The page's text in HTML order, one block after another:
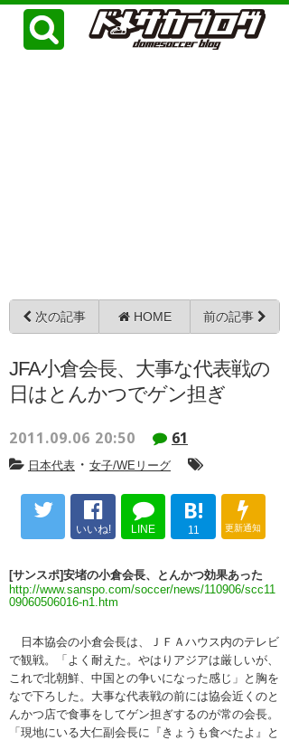
次の記事 HOME 前の記事
JFA小倉会長、大事な代表戦の
日はとんかつでゲン担ぎ
2011.09.06 20:50 61
日本代表 ・ 女子/WEリーグ
いいね! LINE
B!
11 更新通知
[サンスポ]安堵の小倉会長、とんかつ効果あった
http://www.sanspo.com/soccer/news/110906/scc11
09060506016-n1.htm
日本協会の小倉会長は、ＪＦＡハウス内のテレビ
で観戦。「よく耐えた。やはりアジアは厳しいが、
これで北朝鮮、中国との争いになった感じ」と胸を
なで下ろした。大事な代表戦の前には協会近くのと
んかつ店で食事をしてゲン担ぎするのが常の会長。
「現地にいる大仁副会長に『きょうも食べたよ』と